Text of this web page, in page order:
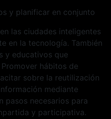
y planificar en conjunto
las ciudades inteligentes
en la tecnología. También
y educativos que
hábitos de
sobre la reutilización
mediante
pasos necesarios para
y participativa.